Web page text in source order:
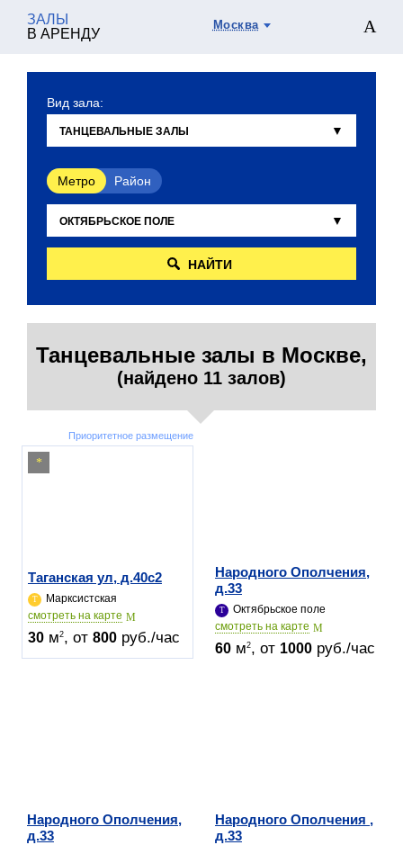
ЗАЛЫ
В АРЕНДУ
Москва
Вид зала:
Метро Район
НАЙТИ
Танцевальные залы в Москве,
(найдено 11 залов)
Приоритетное размещение
Таганская ул, д.40c2
Марксистская
cмотреть на карте
30 м2, от 800 руб./час
Народного Ополчения,
д.33
Октябрьское поле
cмотреть на карте
60 м2, от 1000 руб./час
Народного Ополчения,
д.33
Народного Ополчения ,
д.33